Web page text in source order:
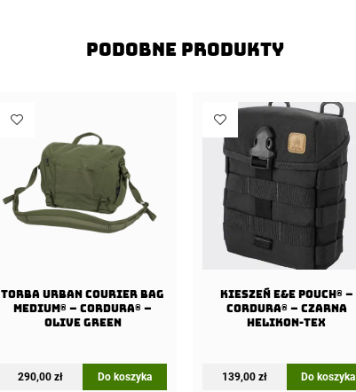
Podobne produkty
Torba URBAN COURIER BAG
Medium® – Cordura® –
Olive Green
290,00zł Do koszyka
Kieszeń E&E Pouch® –
Cordura® – Czarna
Helikon-Tex
139,00 zł Do koszyka